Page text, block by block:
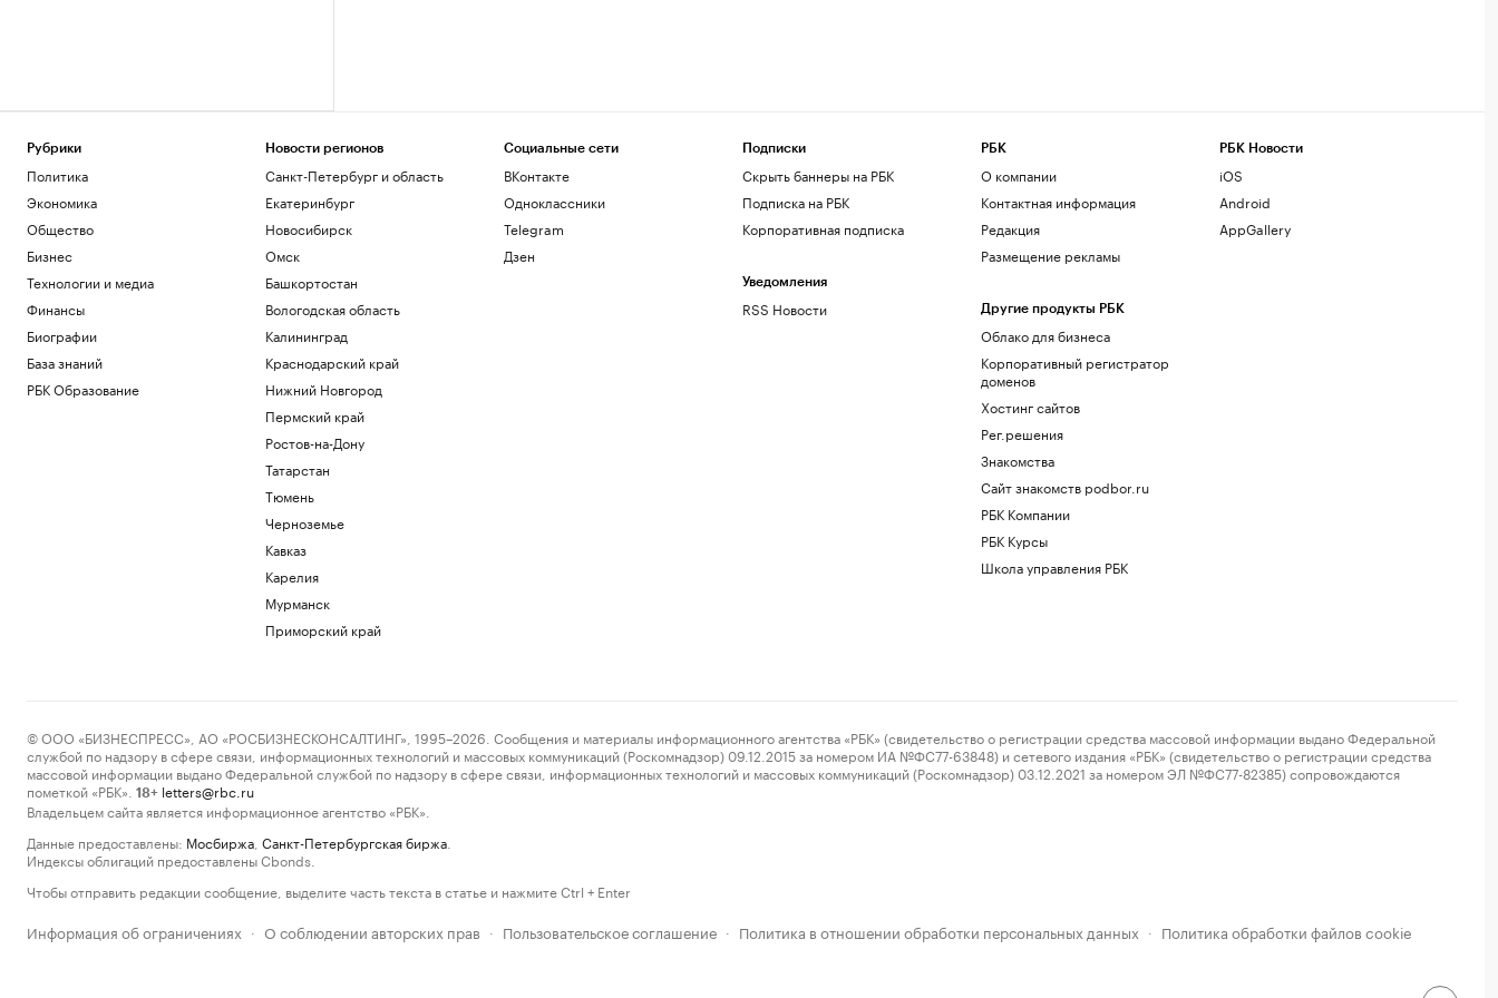
Рубрики
Политика
Экономика
Общество
Бизнес
Технологии и медиа
Финансы
Биографии
База знаний
РБК Образование
Новости регионов
Санкт-Петербург и область
Екатеринбург
Новосибирск
Омск
Башкортостан
Вологодская область
Калининград
Краснодарский край
Нижний Новгород
Пермский край
Ростов-на-Дону
Татарстан
Тюмень
Черноземье
Кавказ
Карелия
Мурманск
Приморский край
Социальные сети
ВКонтакте
Одноклассники
Telegram
Дзен
Подписки
Скрыть баннеры на РБК
Подписка на РБК
Корпоративная подписка
Уведомления
RSS Новости
РБК
О компании
Контактная информация
Редакция
Размещение рекламы
Другие продукты РБК
Облако для бизнеса
Корпоративный регистратор
доменов
Хостинг сайтов
Рег.решения
Знакомства
Сайт знакомств podbor.ru
РБК Компании
РБК Курсы
Школа управления РБК
РБК Новости
iOS
Android
AppGallery
© ООО «БИЗНЕСПРЕСС», АО «РОСБИЗНЕСКОНСАЛТИНГ», 1995–2026. Сообщения и материалы информационного агентства «РБК» (свидетельство о регистрации средства массовой информации выдано Федеральной
службой по надзору в сфере связи, информационных технологий и массовых коммуникаций (Роскомнадзор) 09.12.2015 за номером ИА №ФС77-63848) и сетевого издания «РБК» (свидетельство о регистрации средства
массовой информации выдано Федеральной службой по надзору в сфере связи, информационных технологий и массовых коммуникаций (Роскомнадзор) 03.12.2021 за номером ЭЛ №ФС77-82385) сопровождаются
пометкой «РБК».
18+ letters@rbc.ru
Владельцем сайта является информационное агентство «РБК».
Данные предоставлены: Мосбиржа Санкт-Петербургская биржа
Индексы облигаций предоставлены Cbonds.
Чтобы отправить редакции сообщение, выделите часть текста в статье и нажмите Ctrl + Enter
Информация об ограничениях · О соблюдении авторских прав · Пользовательское соглашение · Политика в отношении обработки персональных данных · Политика обработки файлов cookie